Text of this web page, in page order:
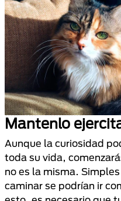
Mantenlo
Aunque la curiosidad
toda su vida,
no es la misma.
caminar se podrían ir